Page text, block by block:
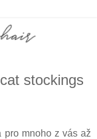
stockings
pro mnoho z vás až